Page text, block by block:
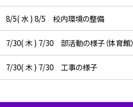
8/5( 水 ) 8/5 校内環境の整備
7/30( 木 ) 7/30 部活動の様子（体育館）
7/30( 木 ) 7/30 工事の様子